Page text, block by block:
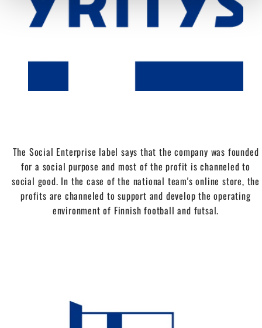
The Social Enterprise label says that the company was founded
for a social purpose and most of the profit is channeled to
social good. In the case of the national team's online store, the
profits are channeled to support and develop the operating
environment of Finnish football and futsal.